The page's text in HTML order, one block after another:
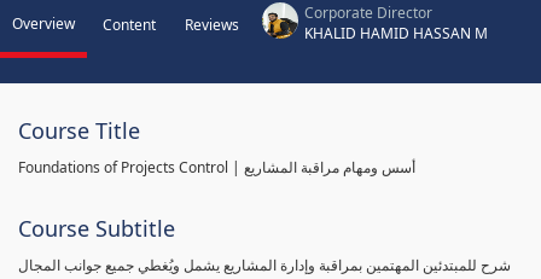
Overview Content Reviews
Corporate Director
KHALID HAMID HASSAN M
Course Title
Foundations of Projects Control | أسس ومهام مراقبة المشاريع
Course Subtitle
شرح للمبتدئين المهتمين بمراقبة وإدارة المشاريع يشمل ويُغطي جميع جوانب المجال